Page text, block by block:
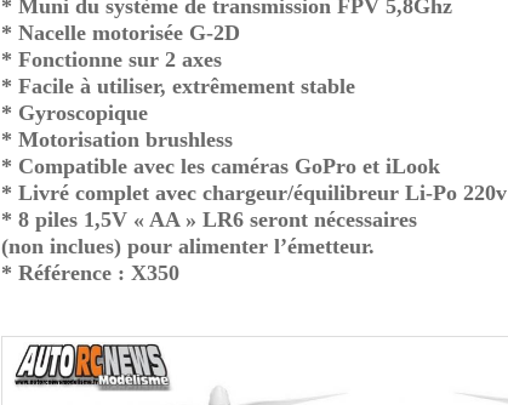
* Muni du système de transmission FPV 5,8Ghz
* Nacelle motorisée G-2D
* Fonctionne sur 2 axes
* Facile à utiliser, extrêmement stable
* Gyroscopique
* Motorisation brushless
* Compatible avec les caméras GoPro et iLook
* Livré complet avec chargeur/équilibreur Li-Po 220v
* 8 piles 1,5V « AA » LR6 seront nécessaires
(non inclues) pour alimenter l’émetteur.
* Référence : X350